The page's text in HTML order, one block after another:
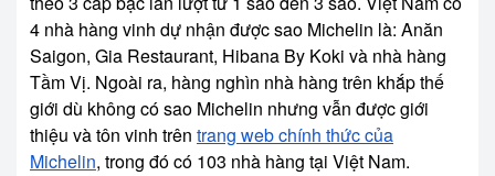
4 nhà hàng vinh dự nhận được sao Michelin là: Anăn
Saigon, Gia Restaurant, Hibana By Koki và nhà hàng
Tầm Vị. Ngoài ra, hàng nghìn nhà hàng trên khắp thế
giới dù không có sao Michelin nhưng vẫn được giới
thiệu và tôn vinh trên trang web chính thức của
Michelin, trong đó có 103 nhà hàng tại Việt Nam.